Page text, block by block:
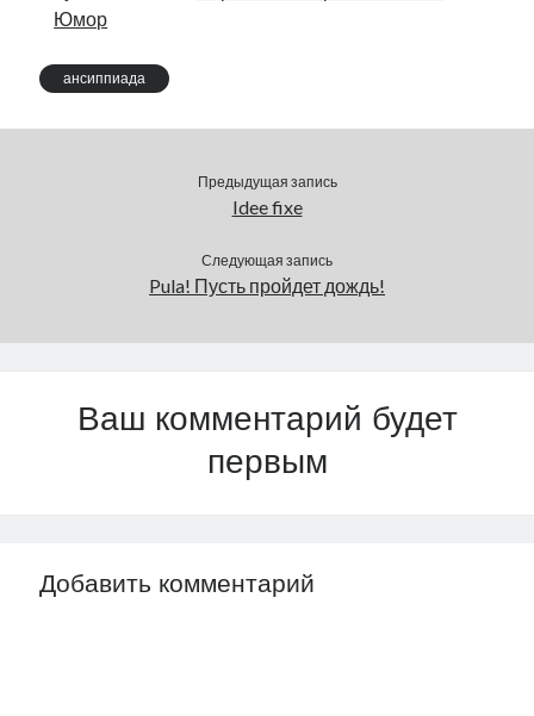
подумать о программе,
которая вернула бы
можно…
Юмор
ансиппиада
Предыдущая запись
Idee fixe
Следующая запись
Pula! Пусть пройдет дождь!
Ваш комментарий будет
первым
Добавить комментарий